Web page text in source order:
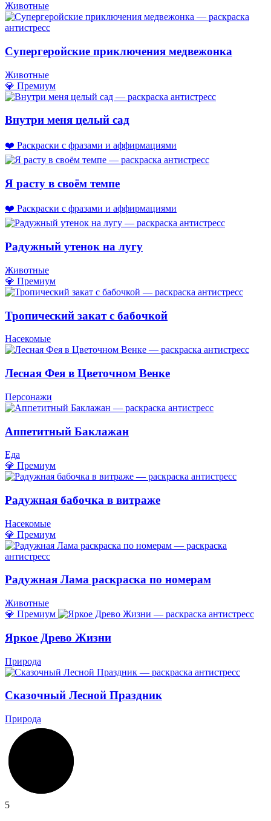
Животные
Супергеройские приключения медвежонка
Животные
💎 Премиум
Внутри меня целый сад
❤️ Раскраски с фразами и аффирмациями
Я расту в своём темпе
❤️ Раскраски с фразами и аффирмациями
Радужный утенок на лугу
Животные
💎 Премиум
Тропический закат с бабочкой
Насекомые
Лесная Фея в Цветочном Венке
Персонажи
Аппетитный Баклажан
Еда
💎 Премиум
Радужная бабочка в витраже
Насекомые
💎 Премиум
Радужная Лама раскраска по номерам
Животные
💎 Премиум
Яркое Древо Жизни
Природа
Сказочный Лесной Праздник
Природа
5